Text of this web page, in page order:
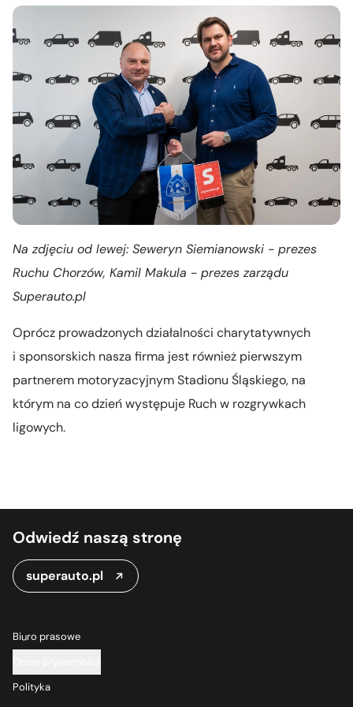
Na zdjęciu od lewej: Seweryn Siemianowski - prezes
Ruchu Chorzów, Kamil Makula - prezes zarządu
Superauto.pl
Oprócz prowadzonych działalności charytatywnych
i sponsorskich nasza firma jest również pierwszym
partnerem motoryzacyjnym Stadionu Śląskiego, na
którym na co dzień występuje Ruch w rozgrywkach
ligowych.
Odwiedź naszą stronę
superauto.pl
Biuro prasowe
Polityka